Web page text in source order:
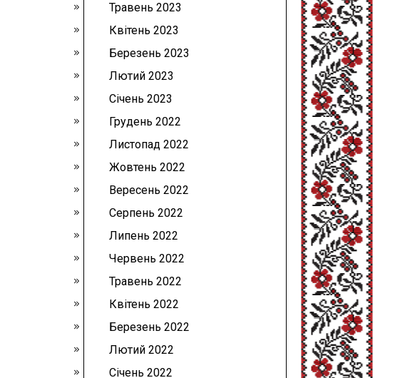
Травень 2023
Квітень 2023
Березень 2023
Лютий 2023
Січень 2023
Грудень 2022
Листопад 2022
Жовтень 2022
Вересень 2022
Серпень 2022
Липень 2022
Червень 2022
Травень 2022
Квітень 2022
Березень 2022
Лютий 2022
Січень 2022